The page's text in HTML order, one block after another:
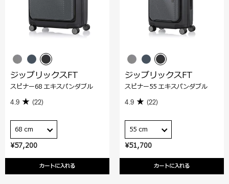
¥57,200
カートに入れる
ジップリックスFT
スピナー68 エキスパンダブル
4.9 (22)
68 cm
¥51,700
カートに入れる
ジップリックスFT
スピナー55 エキスパンダブル
4.9 (22)
55 cm